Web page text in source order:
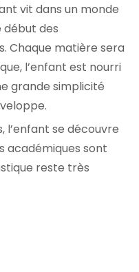
vit dans un monde
début des
Chaque matière sera
l’enfant est nourri
grande simplicité
l’enfant se découvre
académiques sont
reste très